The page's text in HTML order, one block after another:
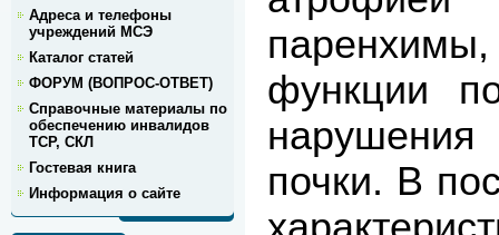
Адреса и телефоны
учреждений МСЭ
Каталог статей
ФОРУМ (ВОПРОС-ОТВЕТ)
Справочные материалы по
обеспечению инвалидов
ТСР, СКЛ
Гостевая книга
Информация о сайте
функции
почки. В